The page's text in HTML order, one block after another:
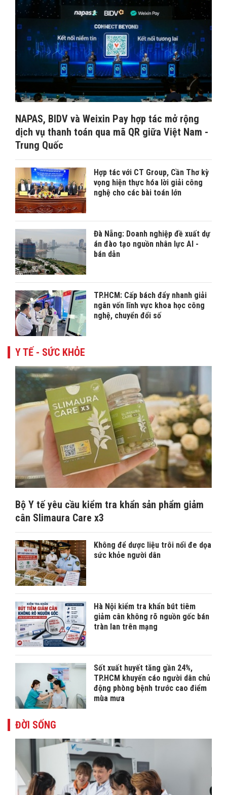
NAPAS, BIDV và Weixin Pay hợp tác mở rộng
dịch vụ thanh toán qua mã QR giữa Việt Nam -
Trung Quốc
Hợp tác với CT Group, Cần Thơ kỳ
vọng hiện thực hóa lời giải công
nghệ cho các bài toán lớn
Đà Nẵng: Doanh nghiệp đề xuất dự
án đào tạo nguồn nhân lực AI -
bán dẫn
TP.HCM: Cấp bách đẩy nhanh giải
ngân vốn lĩnh vực khoa học công
nghệ, chuyển đổi số
Y TẾ - SỨC KHỎE
Bộ Y tế yêu cầu kiểm tra khẩn sản phẩm giảm
cân Slimaura Care x3
Không để dược liệu trôi nổi đe dọa
sức khỏe người dân
Hà Nội kiểm tra khẩn bút tiêm
giảm cân không rõ nguồn gốc bán
tràn lan trên mạng
Sốt xuất huyết tăng gần 24%,
TP.HCM khuyến cáo người dân chủ
động phòng bệnh trước cao điểm
mùa mưa
ĐỜI SỐNG